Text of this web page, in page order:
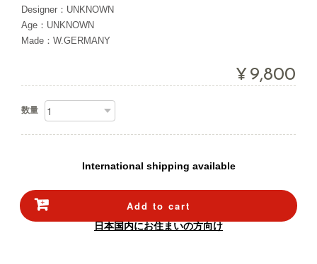
Designer：UNKNOWN
Age：UNKNOWN
Made：W.GERMANY
¥9,800
数量
International shipping available
Add to cart
日本国内にお住まいの方向け